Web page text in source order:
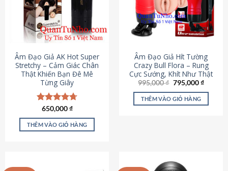
Âm Đạo Giả AK Hot Super
Stretchy – Cảm Giác Chân
Thật Khiến Bạn Đê Mê
Từng Giây
Được xếp
hạng4.75
5 sao
650,000₫
THÊM VÀO GIỎ HÀNG
Âm Đạo Giả Hít Tường
Crazy Bull Flora – Rung
Cực Sướng, Khít Như Thật
995,000₫ Giá
là:
995,000 ₫.
795,000₫Giá
tại
THÊM VÀO GIỎ HÀNG